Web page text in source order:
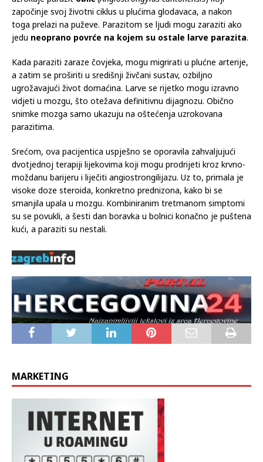
započinje svoj životni ciklus u plućima glodavaca, a nakon
toga prelazi na puževe. Parazitom se ljudi mogu zaraziti ako
jedu neoprano povrće na kojem su ostale larve parazita.
Kada paraziti zaraze čovjeka, mogu migrirati u plućne arterije,
a zatim se proširiti u središnji živčani sustav, ozbiljno
ugrožavajući život domaćina. Larve se rijetko mogu izravno
vidjeti u mozgu, što otežava definitivnu dijagnozu. Obično
snimke mozga samo ukazuju na oštećenja uzrokovana
parazitima.
Srećom, ova pacijentica uspješno se oporavila zahvaljujući
dvotjednoj terapiji lijekovima koji mogu prodrijeti kroz krvno-
moždanu barijeru i liječiti angiostrongilijazu. Uz to, primala je
visoke doze steroida, konkretno prednizona, kako bi se
smanjila upala u mozgu. Kombiniranim tretmanom simptomi
su se povukli, a šesti dan boravka u bolnici konačno je puštena
kući, a paraziti su nestali.
MARKETING